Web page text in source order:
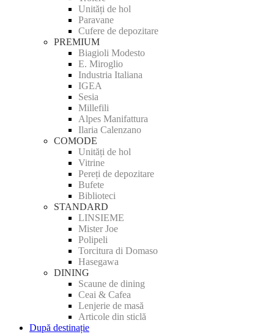
Unități de hol
Paravane
Cufere de depozitare
PREMIUM
Biagioli Modesto
E. Miroglio
Industria Italiana
IGEA
Sesia
Millefili
Alpes Manifattura
Ilaria Calenzano
COMODE
Unități de hol
Vitrine
Pereți de depozitare
Bufete
Biblioteci
STANDARD
LINSIEME
Mister Joe
Polipeli
Torcitura di Domaso
Hasegawa
DINING
Scaune de dining
Ceai & Cafea
Lenjerie de masă
Articole din sticlă
După destinație